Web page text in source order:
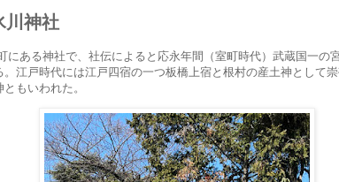
川神社
にある神社で、社伝によると応永年間（室町時代）武蔵国一の
。江戸時代には江戸四宿の一つ板橋上宿と根村の産土神として
もいわれた。